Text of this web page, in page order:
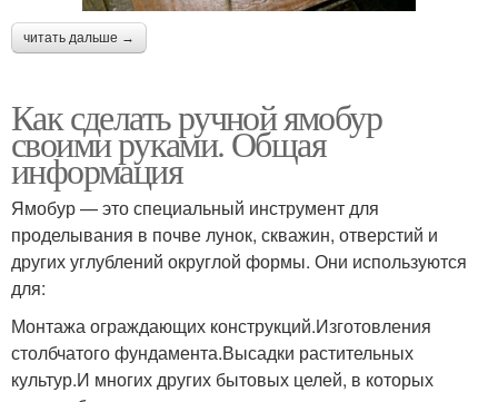
читать дальше →
Как сделать ручной ямобур
своими руками. Общая
информация
Ямобур — это специальный инструмент для
проделывания в почве лунок, скважин, отверстий и
других углублений округлой формы. Они используются
для:
Монтажа ограждающих конструкций.Изготовления
столбчатого фундамента.Высадки растительных
культур.И многих других бытовых целей, в которых